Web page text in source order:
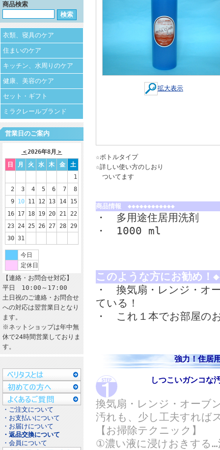
商品検索
衣類、寝具のケア
住まいのケア
キッチン、水周りのケア
健康、美容のケア
セット・ギフト
ミラクレールブランド
営業日のご案内
＜2026年8月 ＞
日
月 火 水 木 金
土
1
2
3 4 5 6 7
8
9 10 11 12 13 14
15
16 17 18 19 20 21
22
23 24 25 26 27 28
29
30 31
今日
定休日
【連絡・お問合せ対応】
平日 10:00～17:00
土日祝のご連絡・お問合せ
への対応は翌営業日となり
ます。
※ネットショップは年中無
休で24時間営業しておりま
す。
・ご注文について
・お支払いについて
・お届けについて
・返品交換について
・会員について
拡大表示
☆ボトルタイプ
☆詳しい使い方のしおり
ついてます
商品情報 ◆◆◆◆◆◆◆◆◆◆◆◆
・ 多用途住居用洗剤
・ 1000 ml
このような方にお勧め！
・ 換気扇・レンジ・オ
ている！
・ これ１本でお部屋の
強力！住居用
しつこいガンコな汚れも
換気扇・レンジ・オーブ
汚れも、少し工夫すれば
【お掃除テクニック】
①濃い液に浸けおきする